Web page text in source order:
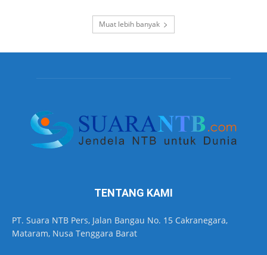
Muat lebih banyak
TENTANG KAMI
PT. Suara NTB Pers, Jalan Bangau No. 15 Cakranegara,
Mataram, Nusa Tenggara Barat